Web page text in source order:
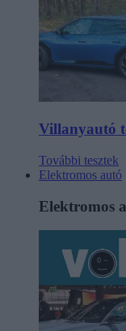
Villanyautó
További tesztek
Elektromos autó
Elektromos